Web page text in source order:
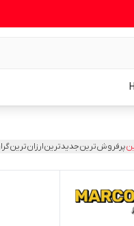
پرفروش‌ترینجدیدترینارزان‌ترین